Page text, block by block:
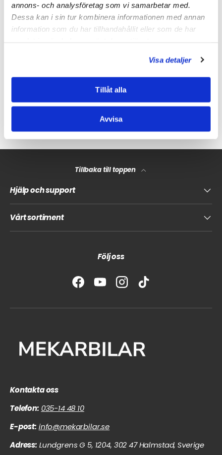
annons- och analysföretag som vi samarbetar med.
Dessa kan i sin tur kombinera informationen med annan
information som du har tillhandahållit eller som de har
Visa detaljer
Tillåt alla
Avvisa
Tillbaka till toppen
Hjälp och support
Vårt sortiment
Följ oss
FacebookYouTubeInstagram
TikTok
Kontakta oss
Telefon: 035-14 48 10
E-post: info@mekarbilar.se
Adress: Lundgrens G 5, 1204, 302 47 Halmstad, Sverige